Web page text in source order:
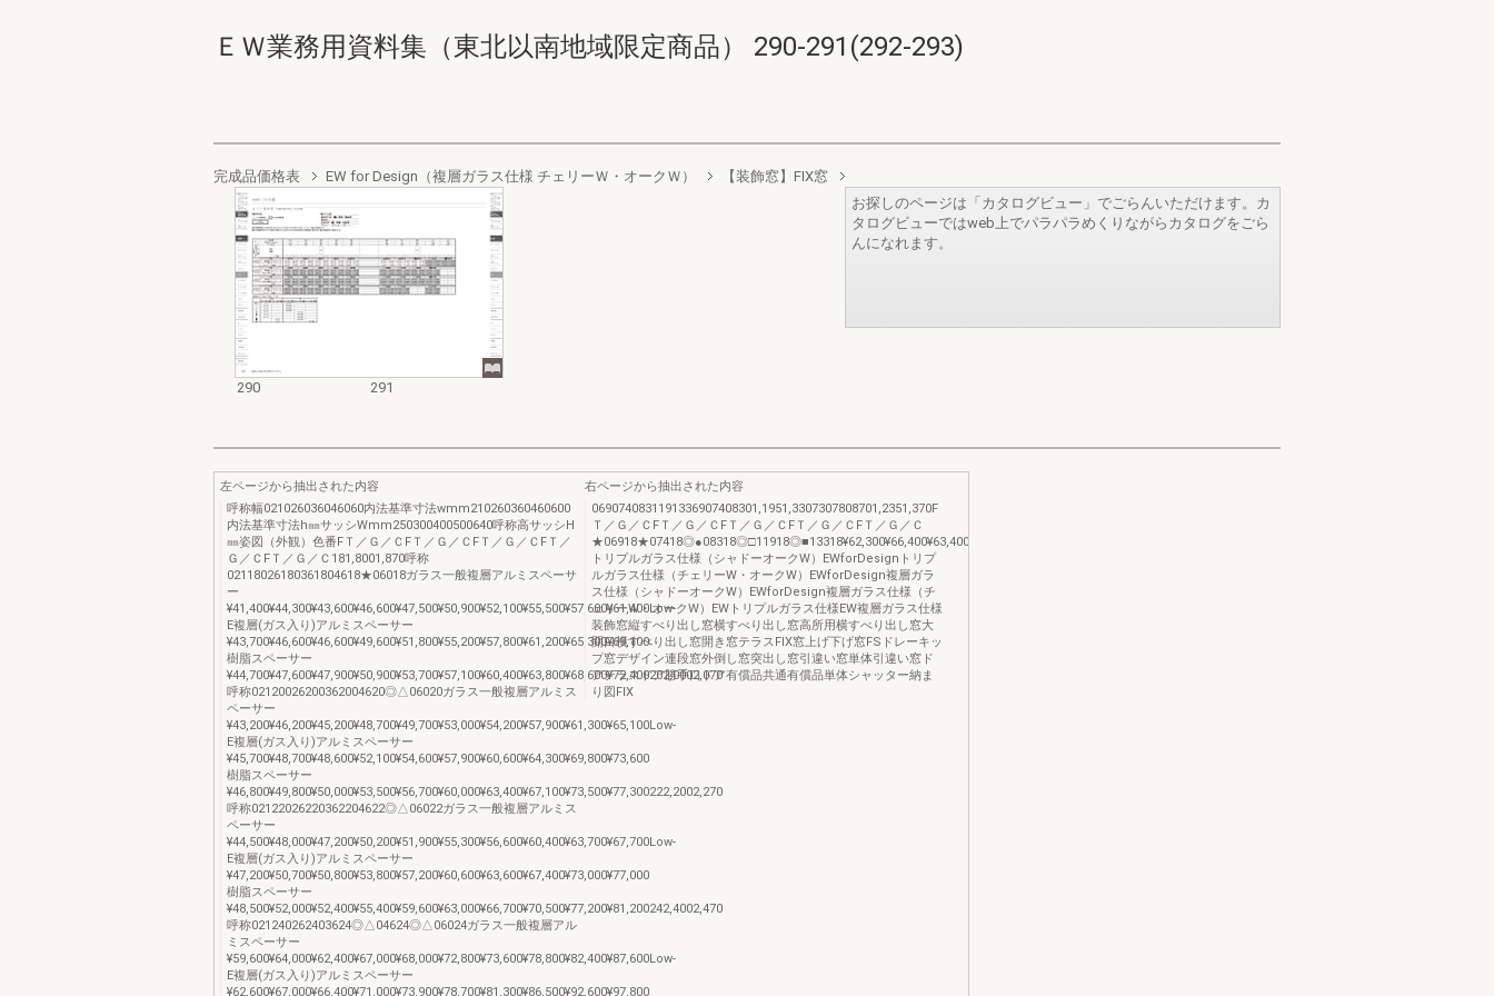
ＥＷ業務用資料集（東北以南地域限定商品） 290-291(292-293)
完成品価格表 EW for Design（複層ガラス仕様 チェリーＷ・オークＷ） 【装飾窓】FIX窓
290 291
お探しのページは「カタログビュー」でごらんいただけます。カ
タログビューではweb上でパラパラめくりながらカタログをごら
んになれます。
左ページから抽出された内容
呼称幅021026036046060内法基準寸法wmm210260360460600
内法基準寸法h㎜サッシWmm250300400500640呼称高サッシH
㎜姿図（外観）色番FＴ／Ｇ／ＣFＴ／Ｇ／ＣFＴ／Ｇ／ＣFＴ／
Ｇ／ＣFＴ／Ｇ／Ｃ181,8001,870呼称
02118026180361804618★06018ガラス一般複層アルミスペーサ
ー
¥41,400¥44,300¥43,600¥46,600¥47,500¥50,900¥52,100¥55,500¥57,600¥61,400Low-
E複層(ガス入り)アルミスペーサー
¥43,700¥46,600¥46,600¥49,600¥51,800¥55,200¥57,800¥61,200¥65,300¥69,100
樹脂スペーサー
¥44,700¥47,600¥47,900¥50,900¥53,700¥57,100¥60,400¥63,800¥68,600¥72,400202,0002,070
呼称02120026200362004620◎△06020ガラス一般複層アルミス
ペーサー
¥43,200¥46,200¥45,200¥48,700¥49,700¥53,000¥54,200¥57,900¥61,300¥65,100Low-
E複層(ガス入り)アルミスペーサー
¥45,700¥48,700¥48,600¥52,100¥54,600¥57,900¥60,600¥64,300¥69,800¥73,600
樹脂スペーサー
¥46,800¥49,800¥50,000¥53,500¥56,700¥60,000¥63,400¥67,100¥73,500¥77,300222,2002,270
呼称02122026220362204622◎△06022ガラス一般複層アルミス
ペーサー
¥44,500¥48,000¥47,200¥50,200¥51,900¥55,300¥56,600¥60,400¥63,700¥67,700Low-
E複層(ガス入り)アルミスペーサー
¥47,200¥50,700¥50,800¥53,800¥57,200¥60,600¥63,600¥67,400¥73,000¥77,000
樹脂スペーサー
¥48,500¥52,000¥52,400¥55,400¥59,600¥63,000¥66,700¥70,500¥77,200¥81,200242,4002,470
呼称021240262403624◎△04624◎△06024ガラス一般複層アル
ミスペーサー
¥59,600¥64,000¥62,400¥67,000¥68,000¥72,800¥73,600¥78,800¥82,400¥87,600Low-
E複層(ガス入り)アルミスペーサー
¥62,600¥67,000¥66,400¥71,000¥73,900¥78,700¥81,300¥86,500¥92,600¥97,800
右ページから抽出された内容
0690740831191336907408301,1951,3307307808701,2351,370F
Ｔ／Ｇ／ＣFＴ／Ｇ／ＣFＴ／Ｇ／ＣFＴ／Ｇ／ＣFＴ／Ｇ／Ｃ
トリプルガラス仕様（シャドーオークW）EWforDesignトリプ
ルガラス仕様（チェリーW・オークW）EWforDesign複層ガラ
ス仕様（シャドーオークW）EWforDesign複層ガラス仕様（チ
ェリーW・オークW）EWトリプルガラス仕様EW複層ガラス仕様
装飾窓縦すべり出し窓横すべり出し窓高所用横すべり出し窓大
開口横すべり出し窓開き窓テラスFIX窓上げ下げ窓FSドレーキッ
プ窓デザイン連段窓外倒し窓突出し窓引違い窓単体引違い窓ド
アテラスドア勝手口ドア有償品共通有償品単体シャッター納ま
り図FIX